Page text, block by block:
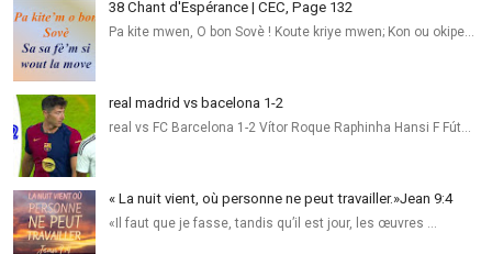
38 Chant d'Espérance | CEC, Page 132
Pa kite mwen, O bon Sovè ! Koute kriye mwen; Kon ou okipe…
real madrid vs bacelona 1-2
real vs FC Barcelona 1-2 Vítor Roque Raphinha Hansi F Fút…
« La nuit vient, où personne ne peut travailler.»Jean‬ ‭9:4‬ ‭
«Il faut que je fasse, tandis qu’il est jour, les œuvres …